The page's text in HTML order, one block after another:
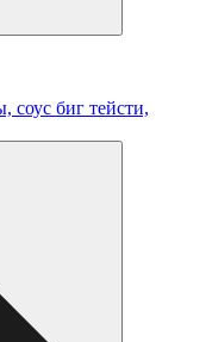
соус биг тейсти,